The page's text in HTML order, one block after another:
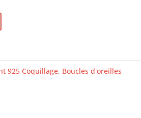
925 Coquillage, Boucles d'oreilles